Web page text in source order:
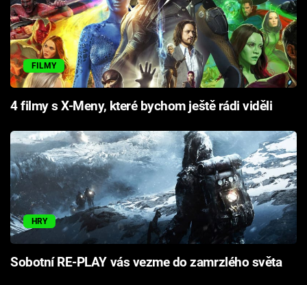
Přihlášení
Sledujte nás
FILMY
4 filmy s X-Meny, které bychom ještě rádi viděli
HRY
Sobotní RE-PLAY vás vezme do zamrzlého světa